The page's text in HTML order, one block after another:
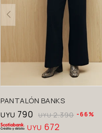
PANTALÓN BANKS
UYU 790 UYU 2.390 66
UYU 672